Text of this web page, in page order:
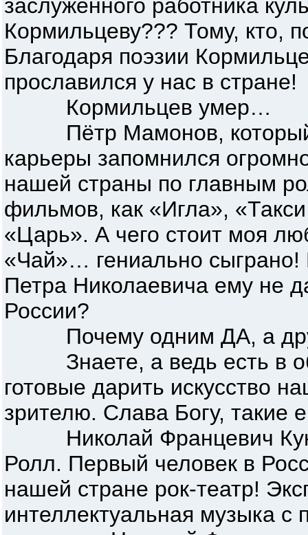
заслуженного работника
Кормильцеву??? Тому, кто,
Благодаря поэзии
прославился у нас в стране!
Кормильцев умер…
Пётр Мамонов, который
карьеры запомнился
нашей страны по главным
фильмов, как «Игла»,
«Царь». А чего стоит моя
«Чай»… гениально
Петра Николаевича ему не
России?
Почему одним ДА, а
Знаете, а ведь есть в
готовые дарить искусство
зрителю. Слава Богу, такие
Николай Францевич
Ролл. Первый человек в
нашей стране рок-театр!
интеллектуальная музыка с